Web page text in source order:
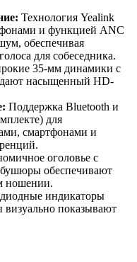
Технология Yealink
и функцией ANC
обеспечивая
для собеседника.
35-мм динамики с
насыщенный HD-
Поддержка Bluetooth и
для
смартфонами и
оголовье с
обеспечивают
ношении.
индикаторы
визуально показывают